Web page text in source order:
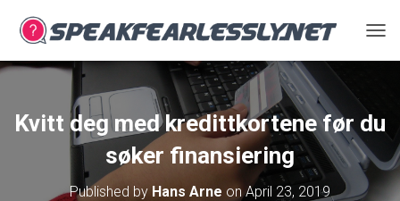
O
E
A
Kvitt deg med kredittkortene før du
søker finansiering
Published by Hans Arne onApril 23, 2019